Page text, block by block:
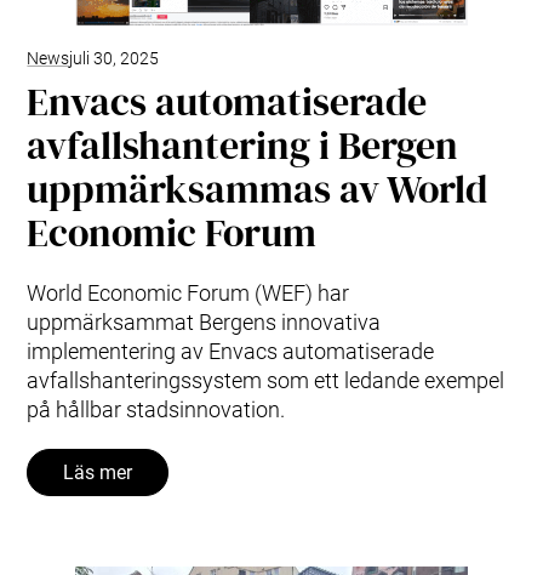
Newsjuli 30, 2025
Envacs automatiserade
avfallshantering i Bergen
uppmärksammas av World
Economic Forum
World Economic Forum (WEF) har
uppmärksammat Bergens innovativa
implementering av Envacs automatiserade
avfallshanteringssystem som ett ledande exempel
på hållbar stadsinnovation.
Läs mer